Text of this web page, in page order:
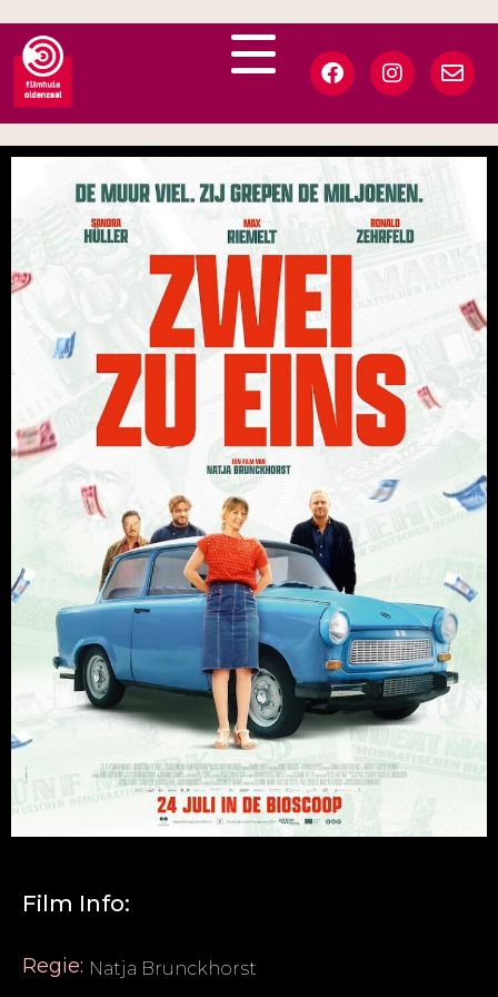
Film Info:
Regie: Natja Brunckhorst